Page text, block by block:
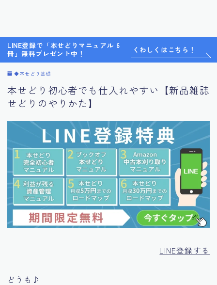
LINE登録で「本せどりマニュアル 6
冊」無料プレゼント中！
くわしくはこちら！
◆本せどり基礎
本せどり初心者でも仕入れやすい【新品雑誌
せどりのやりかた】
LINE登録する
どうも♪